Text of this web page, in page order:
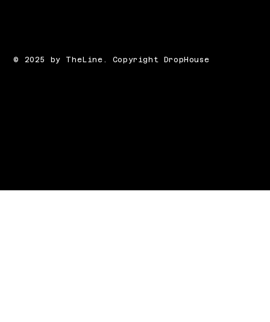
© 2025 by TheLine. Copyright DropHouse